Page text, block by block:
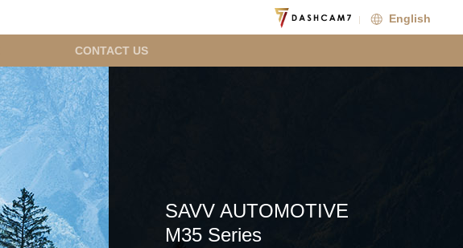
English
CONTACT US
SAVV AUTOMOTIVE
M35 Series